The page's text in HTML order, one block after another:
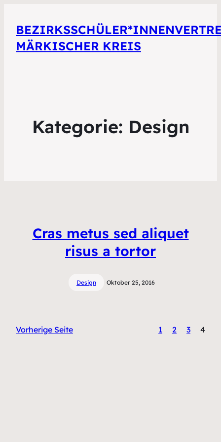
MÄRKISCHER KREIS
Kategorie: Design
Cras metus sed aliquet
risus a tortor
Design Oktober 25, 2016
Vorherige Seite 1 2 3 4